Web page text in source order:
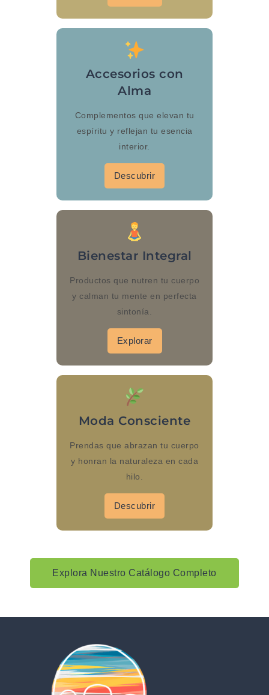
Accesorios con
Alma
Complementos que elevan tu
espíritu y reflejan tu esencia
interior.
Descubrir
Bienestar Integral
Productos que nutren tu cuerpo
y calman tu mente en perfecta
sintonía.
Explorar
Moda Consciente
Prendas que abrazan tu cuerpo
y honran la naturaleza en cada
hilo.
Descubrir
Explora Nuestro Catálogo Completo